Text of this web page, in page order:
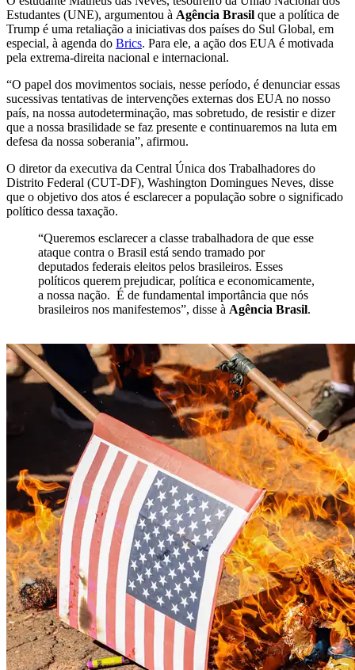
Estudantes (UNE), argumentou à Agência Brasil que a política de
Trump é uma retaliação a iniciativas dos países do Sul Global, em
especial, à agenda do Brics. Para ele, a ação dos EUA é motivada
pela extrema-direita nacional e internacional.
“O papel dos movimentos sociais, nesse período, é denunciar essas
sucessivas tentativas de intervenções externas dos EUA no nosso
país, na nossa autodeterminação, mas sobretudo, de resistir e dizer
que a nossa brasilidade se faz presente e continuaremos na luta em
defesa da nossa soberania”, afirmou.
O diretor da executiva da Central Única dos Trabalhadores do
Distrito Federal (CUT-DF), Washington Domingues Neves, disse
que o objetivo dos atos é esclarecer a população sobre o significado
político dessa taxação.
“Queremos esclarecer a classe trabalhadora de que esse
ataque contra o Brasil está sendo tramado por
deputados federais eleitos pelos brasileiros. Esses
políticos querem prejudicar, política e economicamente,
a nossa nação. É de fundamental importância que nós
brasileiros nos manifestemos”, disse à Agência Brasil.